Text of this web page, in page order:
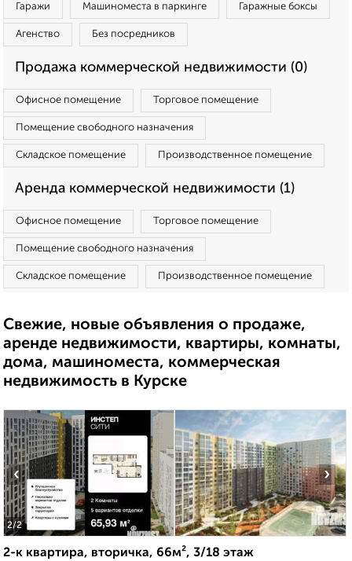
Гаражи Машиноместа в паркинге Гаражные боксы
Агенство Без посредников
Продажа коммерческой недвижимости (0)
Офисное помещение Торговое помещение
Помещение свободного назначения
Складское помещение Производственное помещение
Аренда коммерческой недвижимости (1)
Офисное помещение Торговое помещение
Помещение свободного назначения
Складское помещение Производственное помещение
Свежие, новые объявления о продаже,
аренде недвижимости, квартиры, комнаты,
дома, машиноместа, коммерческая
недвижимость в Курске
2/2
‹ ›
2-к квартира, вторичка, 66м², 3/18 этаж